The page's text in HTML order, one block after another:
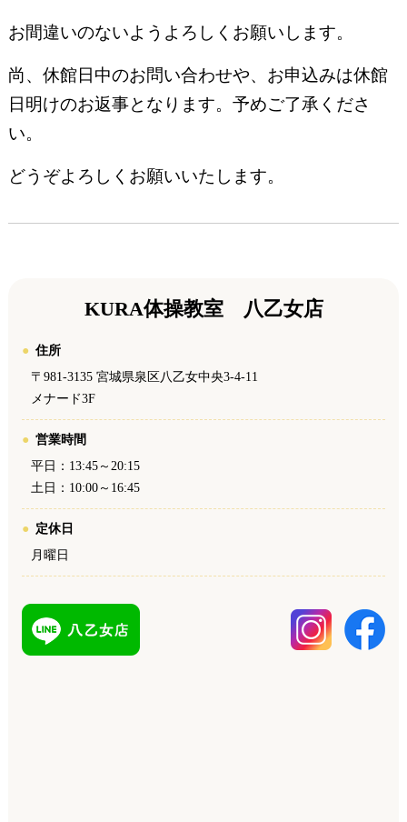
お間違いのないようよろしくお願いします。
尚、休館日中のお問い合わせや、お申込みは休館
日明けのお返事となります。予めご了承くださ
い。
どうぞよろしくお願いいたします。
KURA体操教室 八乙女店
住所
〒981-3135 宮城県泉区八乙女中央3-4-11
メナード3F
営業時間
平日：13:45～20:15
土日：10:00～16:45
定休日
月曜日